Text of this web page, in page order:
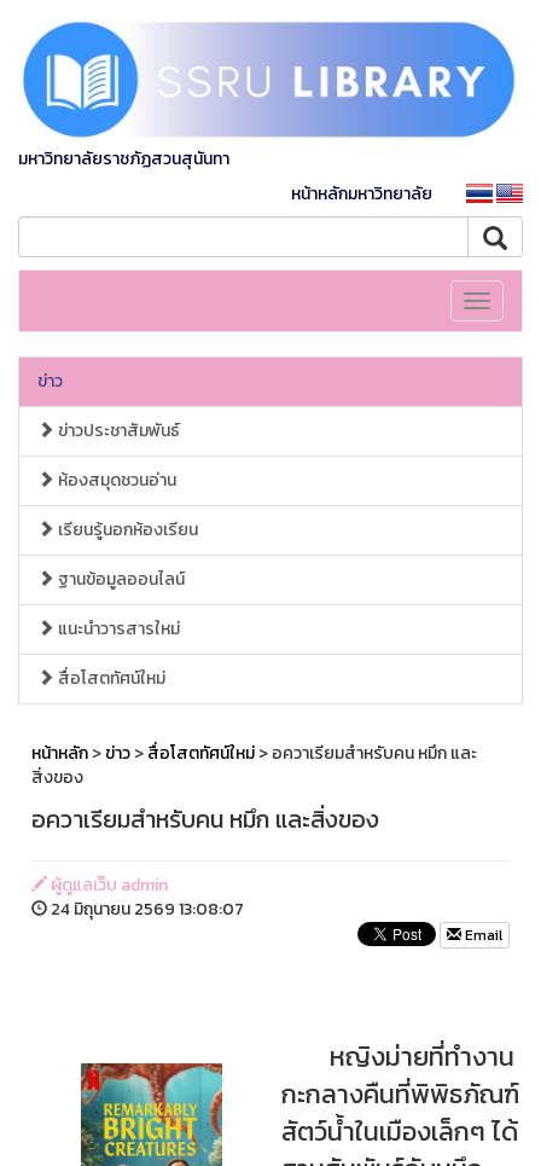
มหาวิทยาลัยราชภัฏสวนสุนันทา
หน้าหลักมหาวิทยาลัย
Toggle
ข่าว
ข่าวประชาสัมพันธ์
ห้องสมุดชวนอ่าน
เรียนรู้นอกห้องเรียน
ฐานข้อมูลออนไลน์
แนะนำวารสารใหม่
สื่อโสตทัศน์ใหม่
หน้าหลัก>ข่าว>สื่อโสตทัศน์ใหม่> อควาเรียมสำหรับคน หมึก และ
สิ่งของ
อควาเรียมสำหรับคน หมึก และสิ่งของ
ผู้ดูแลเว็บ admin
24 มิถุนายน 2569 13:08:07
Email
หญิงม่ายที่ทำงาน
กะกลางคืนที่พิพิธภัณฑ์
สัตว์น้ำในเมืองเล็กๆ ได้